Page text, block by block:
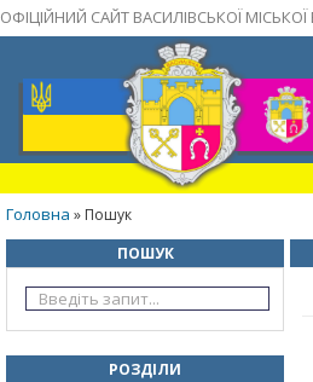
ОФІЦІЙНИЙ САЙТ ВАСИЛІВСЬКОЇ МІСЬКОЇ
Головна » Пошук
ПОШУК
РОЗДІЛИ